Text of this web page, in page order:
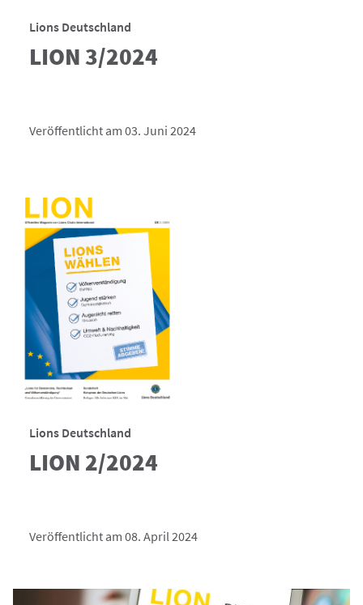
Lions Deutschland
LION 3/2024
Veröffentlicht am 03. Juni 2024
Lions Deutschland
LION 2/2024
Veröffentlicht am 08. April 2024